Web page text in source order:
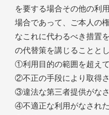
を要する場合その他の利
場合であって、ご本人の
なこれに代わるべき措置
の代替策を講じることとし
①利用目的の範囲を超え
②不正の手段により取得
③違法な第三者提供がな
④不適正な利用がなされ